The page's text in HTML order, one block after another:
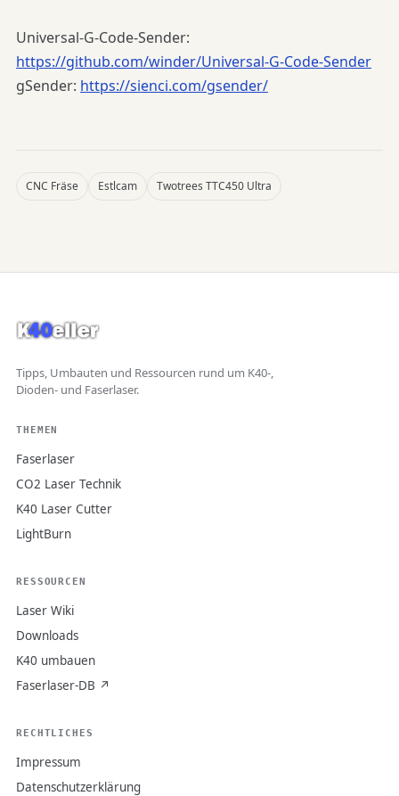
Universal-G-Code-Sender:
https://github.com/winder/Universal-G-Code-Sender
gSender: https://sienci.com/gsender/
CNC Fräse Estlcam Twotrees TTC450 Ultra
Tipps, Umbauten und Ressourcen rund um K40-,
Dioden- und Faserlaser.
THEMEN
Faserlaser
CO2 Laser Technik
K40 Laser Cutter
LightBurn
RESSOURCEN
Laser Wiki
Downloads
K40 umbauen
Faserlaser-DB ↗
RECHTLICHES
Impressum
Datenschutzerklärung